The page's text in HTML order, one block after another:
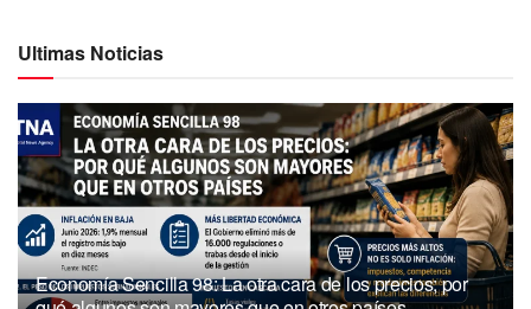
Ultimas Noticias
Economía Sencilla 98: La otra cara de los precios; por